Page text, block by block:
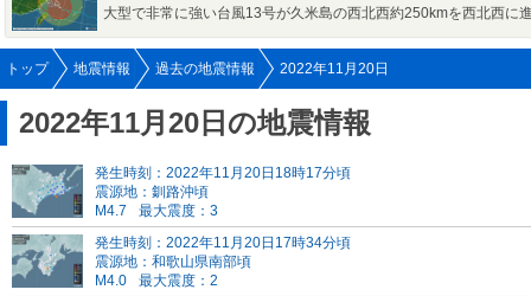
大型で非常に強い台風13号が久米島の西北西約250kmを西北西に
トップ 地震情報 過去の地震情報 2022年11月20日
2022年11月20日の地震情報
発生時刻：2022年11月20日18時17分頃
震源地：釧路沖頃
M4.7
最大震度：3
発生時刻：2022年11月20日17時34分頃
震源地：和歌山県南部頃
M4.0
最大震度：2